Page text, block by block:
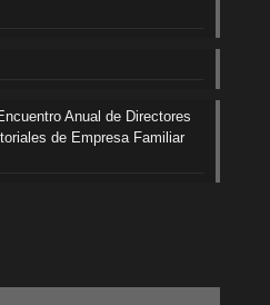
Anual de Directores
de Empresa Familiar